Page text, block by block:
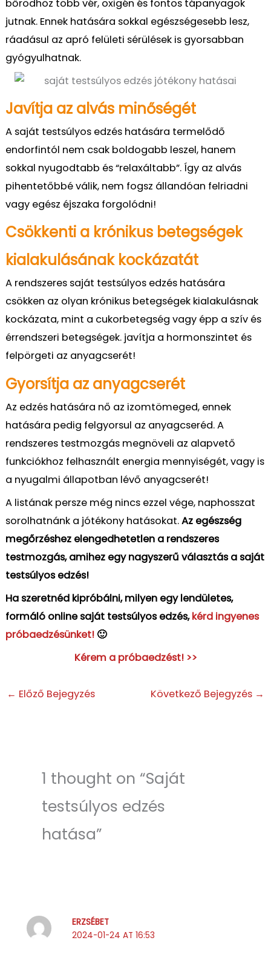
bőrödhöz több vér, oxigén és fontos tápanyagok
jutnak. Ennek hatására sokkal egészségesebb lesz,
ráadásul az apró felületi sérülések is gyorsabban
gyógyulhatnak.
Javítja az alvás minőségét
A saját testsúlyos edzés hatására termelődő
endorfintól nem csak boldogabb leszel, hanem
sokkal nyugodtabb és “relaxáltabb”. Ígyaz alvás
pihentetőbbé válik, nem fogsz állandóan felriadni
vagy egész éjszaka forgolódni!
Csökkenti a krónikus betegségek
kialakulásának kockázatát
A rendszeres saját testsúlyos edzés hatására
csökken az olyan krónikus betegségek kialakulásnak
kockázata, mint a cukorbetegség vagy épp a szív és
érrendszeri betegségek.javítja a hormonszintet és
felpörgeti az anyagcserét!
Gyorsítja az anyagcserét
Az edzés hatására nő az izomtömeged, ennek
hatására pedig felgyorsul az anyagcseréd. A
rendszeres testmozgás megnöveli az alapvető
funkciókhoz felhasznált energia mennyiségét, vagy is
a nyugalmi állapotban lévő anyagcserét!
A listának persze még nincs ezzel vége, naphosszat
sorolhatnánk a jótékony hatásokat.Az egészség
megőrzéshez elengedhetetlen a rendszeres
testmozgás, amihez egy nagyszerű választás a saját
testsúlyos edzés!
Ha szeretnéd kipróbálni, milyen egy lendületes,
formáló online saját testsúlyos edzés,kérd ingyenes
próbaedzésünket!🙂
Kérem a próbaedzést! >>
← Előző Bejegyzés Következő Bejegyzés →
1 thought on “Saját
testsúlyos edzés
hatása”
ERZSÉBET
2024-01-24 AT 16:53